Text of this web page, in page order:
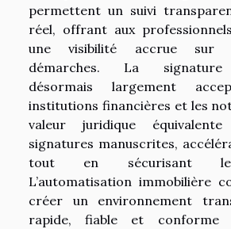
permettent un suivi
réel, offrant aux
une visibilité accrue sur
démarches. La signature
désormais largement
institutions financières et les
valeur juridique
signatures manuscrites,
tout en sécurisant les
L’automatisation immobilière
créer un environnement
rapide, fiable et conforme